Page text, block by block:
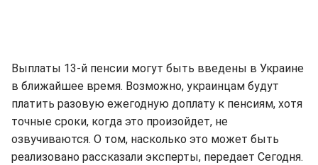
Выплаты 13-й пенсии могут быть введены в Украине
в ближайшее время. Возможно, украинцам будут
платить разовую ежегодную доплату к пенсиям, хотя
точные сроки, когда это произойдет, не
озвучиваются. О том, насколько это может быть
реализовано рассказали эксперты, передает Сегодня.